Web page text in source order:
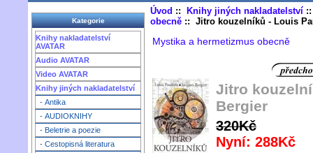
Kategorie
Knihy nakladatelství
AVATAR
Audio AVATAR
Video AVATAR
Knihy jiných nakladatelství
- Antika
- AUDIOKNIHY
- Beletrie a poezie
- Cestopisná literatura
Úvod :: Knihy jiných nakladatelství
obecně:: Jitro kouzelníků - Louis
Mystika a hermetizmus obecně
Jitro
Bergier
320Kč
Nyní: 288Kč